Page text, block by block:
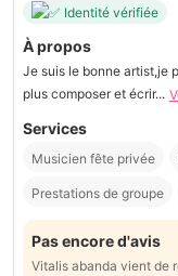
Identité vérifiée
À propos
Je suis le bonne artist,je
plus composer et écrir...
Services
Musicien fête privée
Prestations de groupe
Pas encore d'avis
Vitalis abanda vient de